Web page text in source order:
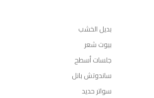
بديل الخشب
بيوت شعر
جلسات أسطح
ساندوتش بانل
سواتر حديد